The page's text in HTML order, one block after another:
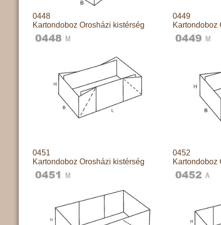
0448
Kartondoboz Orosházi kistérség
0449
Kartondoboz
0451
Kartondoboz Orosházi kistérség
0452
Kartondoboz